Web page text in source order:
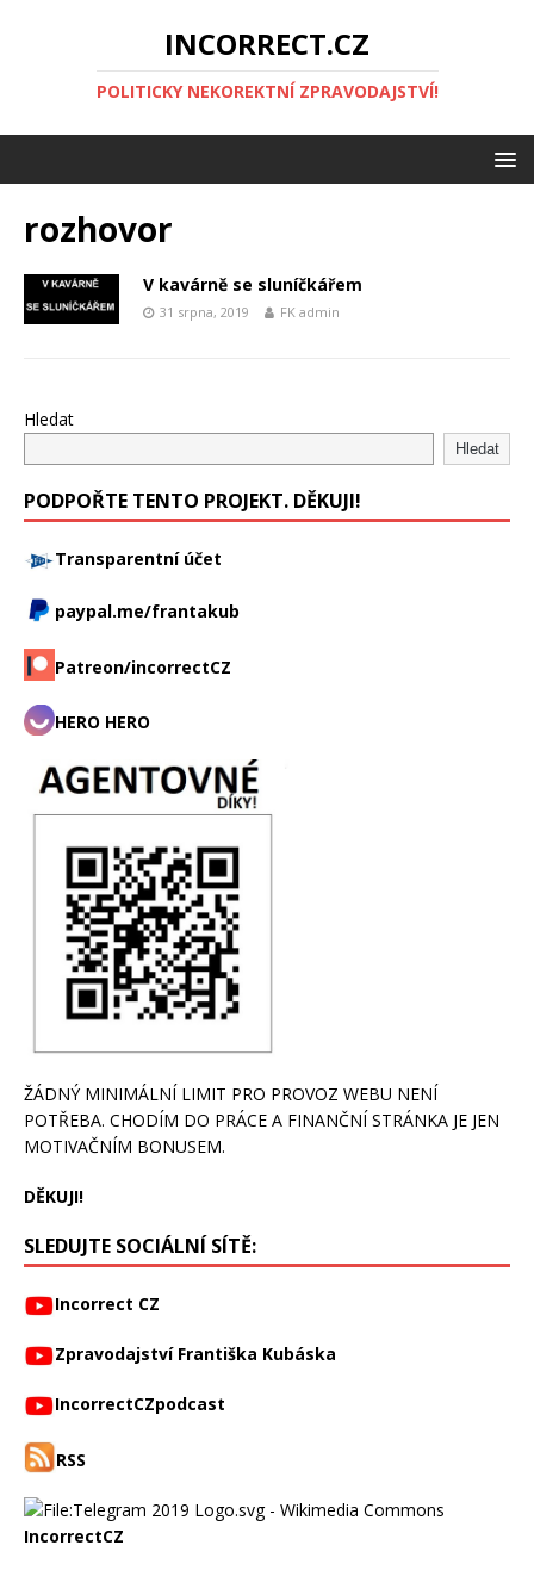
INCORRECT.CZ
POLITICKY NEKOREKTNÍ ZPRAVODAJSTVÍ!
rozhovor
V kavárně se sluníčkářem
31 srpna, 2019 FK admin
Hledat
Hledat
PODPOŘTE TENTO PROJEKT. DĚKUJI!
Transparentní účet
paypal.me/frantakub
Patreon/incorrectCZ
HERO HERO
ŽÁDNÝ MINIMÁLNÍ LIMIT PRO PROVOZ WEBU NENÍ
POTŘEBA. CHODÍM DO PRÁCE A FINANČNÍ STRÁNKA JE JEN
MOTIVAČNÍM BONUSEM.
DĚKUJI!
SLEDUJTE SOCIÁLNÍ SÍTĚ:
Incorrect CZ
Zpravodajství Františka Kubáska
IncorrectCZpodcast
RSS
IncorrectCZ